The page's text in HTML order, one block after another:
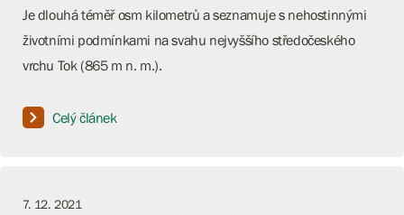
Je dlouhá téměř osm kilometrů a seznamuje s nehostinnými
životními podmínkami na svahu nejvyššího středočeského
vrchu Tok (865 m n. m.).
Celý článek
7. 12. 2021